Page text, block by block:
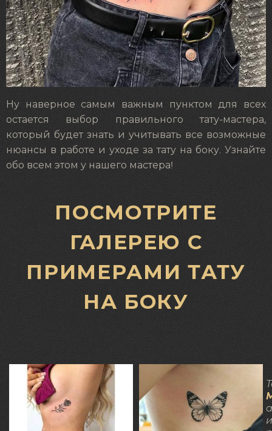
Ну наверное самым важным пунктом для всех
остается выбор правильного тату-мастера,
который будет знать и учитывать все возможные
нюансы в работе и уходе за тату на боку. Узнайте
обо всем этом у нашего мастера!
ПОСМОТРИТЕ
ГАЛЕРЕЮ С
ПРИМЕРАМИ ТАТУ
НА БОКУ
и